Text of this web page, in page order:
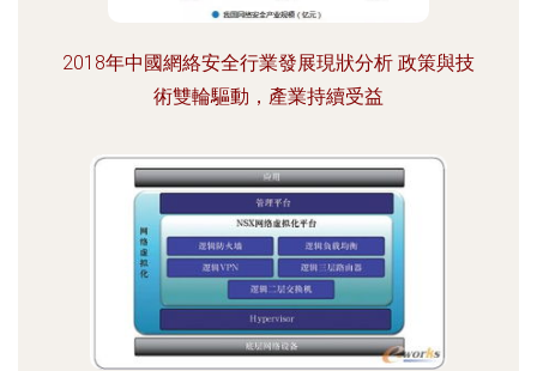
2018年中國網絡安全行業發展現狀分析 政策與技
術雙輪驅動，產業持續受益